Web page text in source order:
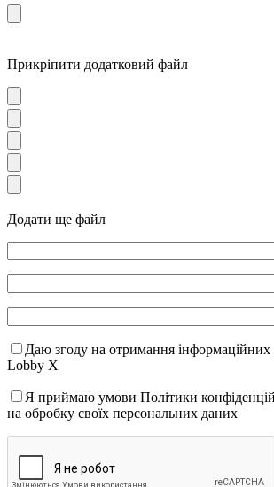
Прикріпити додатковий файл
Додати ще файл
Даю згоду на отримання інформаційних
Lobby X
Я приймаю умови Політики
на обробку своїх персональних даних